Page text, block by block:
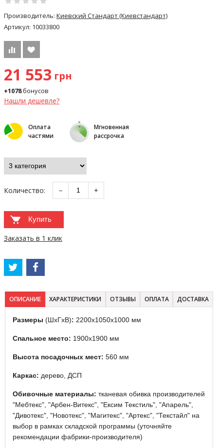
Производитель: Киевский Стандарт (Киевстандарт)
Артикул: 10033800
21 553 грн
+1078бонусов
Нашли дешевле?
Оплата
частями
Мгновенная
рассрочка
Количество: − +
Купить
Заказать в 1 клик
ОПИСАНИЕ ХАРАКТЕРИСТИКИ ОТЗЫВЫ ОПЛАТА ДОСТАВКА
Размеры (ШхГхВ): 2200х1050х1000 мм
Спальное место: 1900х1900 мм
Высота посадочных мест: 560 мм
Каркас: дерево, ДСП
Обивочные материалы: тканевая обивка производителей
"Мебтекс", "Арбен-Витекс", "Ексим Текстиль", "Апарель",
"Дивотекс", "Новотекс", "Магитекс", "Артекс", "Текстайл" на
выбор в рамках складской программы (уточняйте
рекомендации фабрики-производителя)